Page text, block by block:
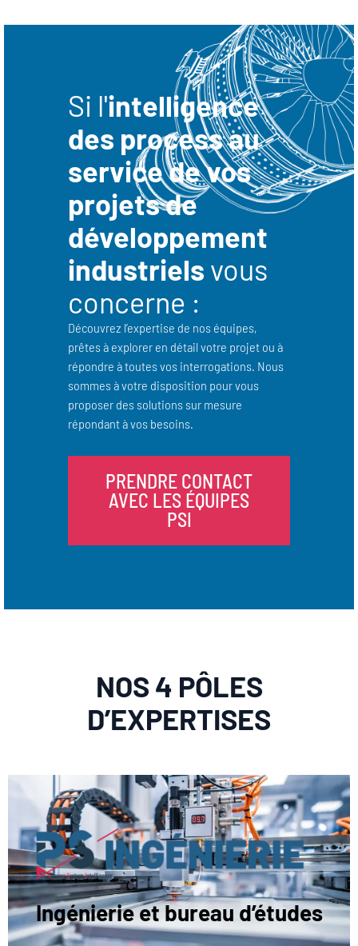
Si l'intelligence
des process au
service de vos
projets de
développement
industriels vous
concerne :
Découvrez l’expertise de nos équipes,
prêtes à explorer en détail votre projet ou à
répondre à toutes vos interrogations. Nous
sommes à votre disposition pour vous
proposer des solutions sur mesure
répondant à vos besoins.
PRENDRE CONTACT
AVEC LES ÉQUIPES
PSI
NOS 4 PÔLES
D’EXPERTISES
Ingénierie et bureau d’études